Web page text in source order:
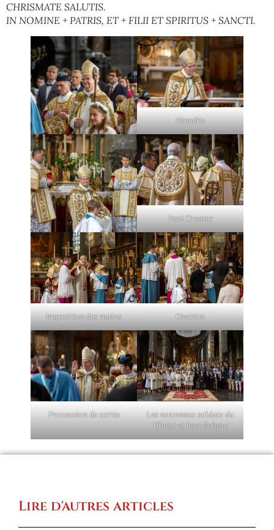
CHRISMATE SALUTIS.
IN NOMINE + PATRIS, ET + FILII ET SPIRITUS + SANCTI.
Homélie
Veni Creator
Imposition des mains Onction
Procession de sortie
Les nouveaux soldats du
Christ et leur évêque
Lire d'autres articles